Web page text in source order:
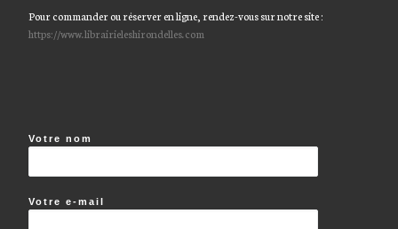
Pour commander ou réserver en ligne, rendez-vous sur notre site :
https://www.librairieleshirondelles.com
Votre nom
Votre e-mail